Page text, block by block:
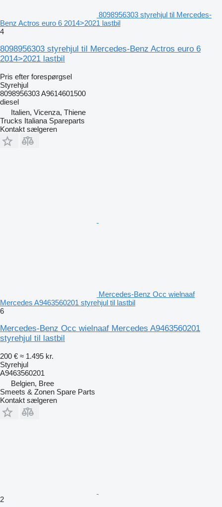
8098956303 styrehjul til Mercedes-
Benz Actros euro 6 2014>2021 lastbil
4
8098956303 styrehjul til Mercedes-Benz Actros euro 6
2014>2021 lastbil
Pris efter forespørgsel
Styrehjul
8098956303 A9614601500
diesel
Italien, Vicenza, Thiene
Trucks Italiana Spareparts
Kontakt sælgeren
Mercedes-Benz Occ wielnaaf
Mercedes A9463560201 styrehjul til lastbil
6
Mercedes-Benz Occ wielnaaf Mercedes A9463560201
styrehjul til lastbil
200 € ≈ 1.495 kr.
Styrehjul
A9463560201
Belgien, Bree
Smeets & Zonen Spare Parts
Kontakt sælgeren
2